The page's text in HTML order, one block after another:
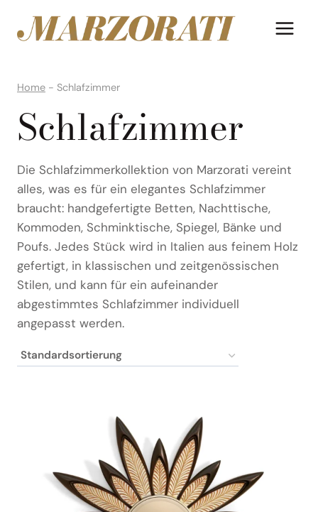
Inhalt
Home - Schlafzimmer
Schlafzimmer
Die Schlafzimmerkollektion von Marzorati vereint
alles, was es für ein elegantes Schlafzimmer
braucht: handgefertigte Betten, Nachttische,
Kommoden, Schminktische, Spiegel, Bänke und
Poufs. Jedes Stück wird in Italien aus feinem Holz
gefertigt, in klassischen und zeitgenössischen
Stilen, und kann für ein aufeinander
abgestimmtes Schlafzimmer individuell
angepasst werden.